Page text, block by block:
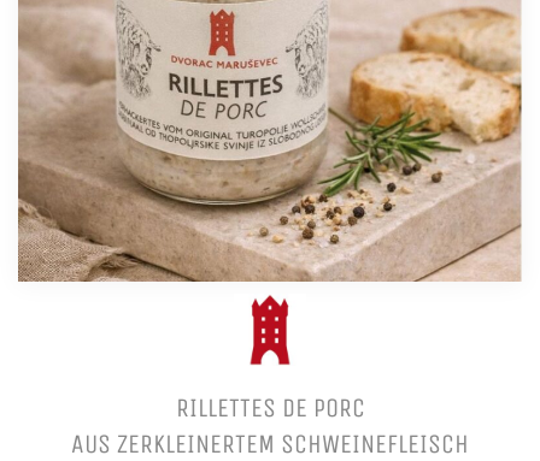
RILLETTES DE PORC
AUS ZERKLEINERTEM SCHWEINEFLEISCH